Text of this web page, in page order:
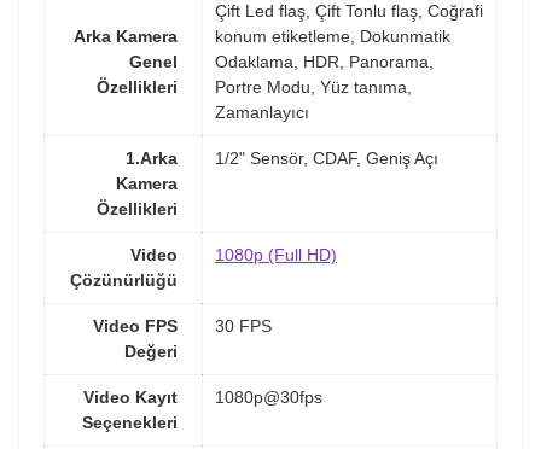
Arka Kamera
Genel
Özellikleri
Çift Led flaş, Çift Tonlu flaş, Coğrafi
konum etiketleme, Dokunmatik
Odaklama, HDR, Panorama,
Portre Modu, Yüz tanıma,
Zamanlayıcı
1.Arka
Kamera
Özellikleri
1/2" Sensör, CDAF, Geniş Açı
Video
Çözünürlüğü
1080p (Full HD)
Video FPS
Değeri
30 FPS
Video Kayıt
Seçenekleri
1080p@30fps